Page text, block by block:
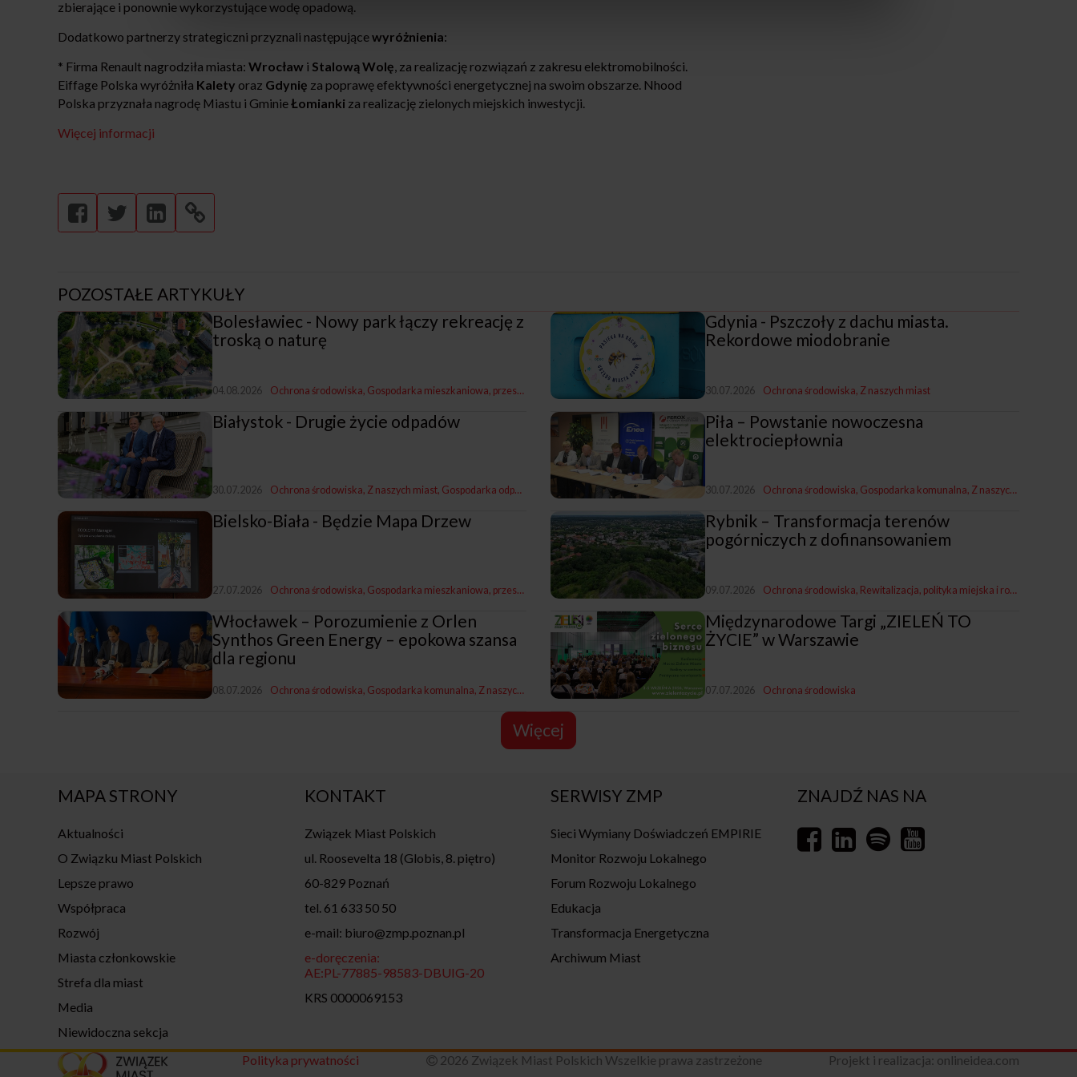
zbierające i ponownie wykorzystujące wodę opadową.
Dodatkowo partnerzy strategiczni przyznali następującewyróżnienia:
* Firma Renault nagrodziła miasta: Wrocław i Stalową Wolę, za realizację rozwiązań z zakresu elektromobilności.
Eiffage Polska wyróżniła Kalety oraz Gdynię za poprawę efektywności energetycznej na swoim obszarze. Nhood
Polska przyznała nagrodę Miastu i GminieŁomianki za realizację zielonych miejskich inwestycji.
Więcej informacji
POZOSTAŁE ARTYKUŁY
Bolesławiec - Nowy park łączy rekreację z
troską o naturę
04.08.2026 Ochrona środowiska Gospodarka mieszkaniowa, przestrzenna i nieruchomościami Z naszych miast
Gdynia - Pszczoły z dachu miasta.
Rekordowe miodobranie
30.07.2026 Ochrona środowiska Z naszych miast
Białystok - Drugie życie odpadów
30.07.2026 Ochrona środowiska Z naszych miast Gospodarka odpadami
Piła – Powstanie nowoczesna
elektrociepłownia
30.07.2026 Ochrona środowiska Gospodarka komunalna Z naszych miast
Bielsko-Biała - Będzie Mapa Drzew
27.07.2026 Ochrona środowiska Gospodarka mieszkaniowa, przestrzenna i nieruchomościami Z naszych miast
Rybnik – Transformacja terenów
pogórniczych z dofinansowaniem
09.07.2026 Ochrona środowiska Rewitalizacja, polityka miejska i rozwój
Włocławek – Porozumienie z Orlen
Synthos Green Energy – epokowa szansa
dla regionu
08.07.2026 Ochrona środowiska Gospodarka komunalna Z naszych miast
Międzynarodowe Targi „ZIELEŃ TO
ŻYCIE” w Warszawie
07.07.2026 Ochrona środowiska
Więcej
MAPA STRONY
Aktualności
O Związku Miast Polskich
Lepsze prawo
Współpraca
Rozwój
Miasta członkowskie
Strefa dla miast
Media
Niewidoczna sekcja
KONTAKT
Związek Miast Polskich
ul. Roosevelta 18 (Globis, 8. piętro)
60-829 Poznań
tel. 61 633 50 50
e-mail: biuro@zmp.poznan.pl
e-doręczenia:
AE:PL-77885-98583-DBUIG-20
KRS 0000069153
SERWISY ZMP
Sieci Wymiany Doświadczeń EMPIRIE
Monitor Rozwoju Lokalnego
Forum Rozwoju Lokalnego
Edukacja
Transformacja Energetyczna
Archiwum Miast
ZNAJDŹ NAS NA
Polityka prywatności 2026 Związek Miast Polskich Wszelkie prawa zastrzeżone Projekt i realizacja: onlineidea.com